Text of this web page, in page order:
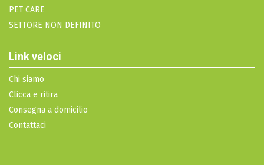
PET CARE
SETTORE NON DEFINITO
Link veloci
Chi siamo
Clicca e ritira
Consegna a domicilio
Contattaci